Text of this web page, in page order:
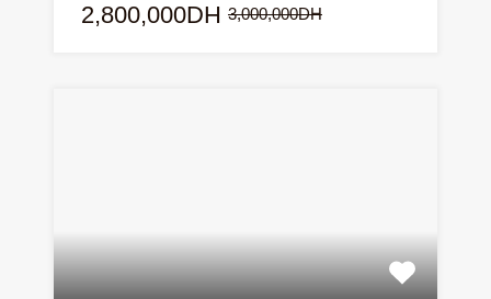
2,800,000DH 3,000,000DH